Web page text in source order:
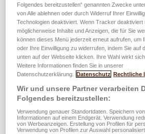
13
2
2
3
4
2
2
2
Folgendes bereitzustellen“ genannten Zwecke
von Alle ablehnen oder durch Widerruf Ihrer
Technologien deaktiviert. Wenn Tracker deaktiviert
möglicherweise Inhalte und Anzeigen, die für Sie
können dieses Menü jederzeit erneut aufrufen, um
oder Ihre Einwilligung zu widerrufen, indem Sie auf
unten auf der Webseite klicken. Ihre Wahl wirkt
Weitere Informationen finden Sie in unserer
Datenschutzerklärung.
Datenschutz Rechtliche
Wir und unsere Partner verarbeiten
Folgendes bereitzustellen:
Verwendung genauer Standortdaten. Speichern
Informationen auf einem Endgerät. Verwendung
von Werbeanzeigen. Erstellung von Profilen für
Verwendung von Profilen zur Auswahl